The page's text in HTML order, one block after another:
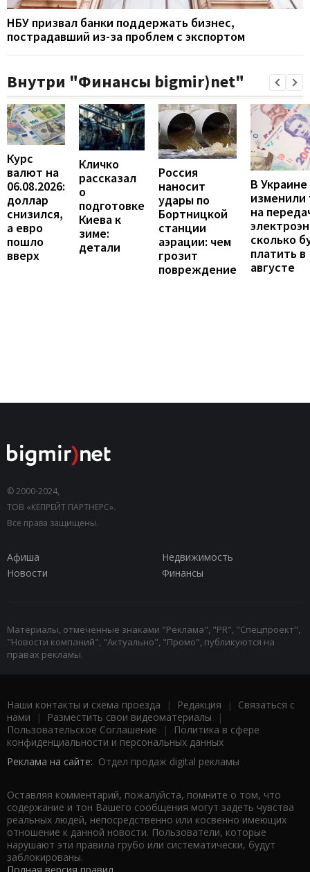
НБУ призвал банки поддержать бизнес,
пострадавший из-за проблем с экспортом
Внутри "Финансы bigmir)net"
Курс
валют на
06.08.2026:
доллар
снизился,
а евро
пошло
вверх
Кличко
рассказал
о
подготовке
Киева к
зиме:
детали
Россия
наносит
удары по
Бортницкой
станции
аэрации: чем
грозит
повреждение
В Украине
на
сколько
платить в
августе
© 2000-2024,
ТОВ «КЕПРЕЙТ ПАРТНЕРС».
Все права защищены.
Афиша
Недвижимость
Новости
Финансы
Материалы, отмеченные знаками "Реклама", "PR", "Спецпроект",
"Новости компаний", "Актуально", "Промо", публикуются на
правах рекламы.
Наши контакты и схема проезда | Редакция | Связаться с
нами | Разместить свои видеоматериалы |
Пользовательское Соглашение |
Политика в сфере
конфиденциальности и персональных данных
Реклама на сайте: Отдел продаж digital рекламы
Оставляя комментарий, пожалуйста, помните о том, что
содержание и тон Вашего сообщения могут задеть чувства
реальных людей, непосредственно или косвенно имеющих
отношение к данной новости. Пользователи, которые
нарушают эти правила грубо или систематически, будут
заблокированы.